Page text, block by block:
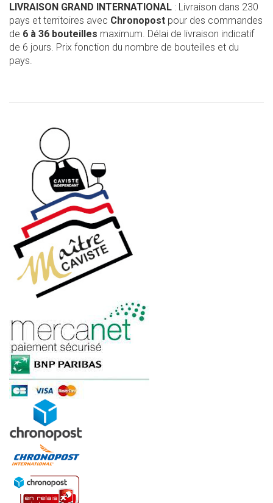
LIVRAISON GRAND INTERNATIONAL : Livraison dans 230
pays et territoires avec Chronopost pour des commandes
de 6 à 36 bouteilles maximum. Délai de livraison indicatif
de 6 jours. Prix fonction du nombre de bouteilles et du
pays.